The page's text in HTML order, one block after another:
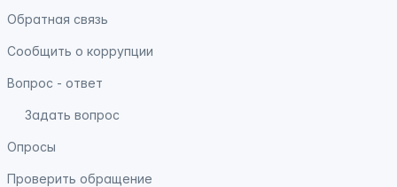
Обратная связь
Сообщить о коррупции
Вопрос - ответ
Задать вопрос
Опросы
Проверить обращение